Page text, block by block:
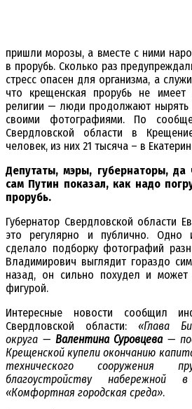
пришли морозы, а вместе с ними
в прорубь. Сколько раз
стресс опасен для организма, а
что крещенская прорубь не имеет
религии — люди продолжают нырять
своими фотографиями. По
Свердловской области в
человек, из них 21 тысяча – в
Депутаты, мэры, губернаторы, да
сам Путин показал, как надо
прорубь.
Губернатор Свердловской области
это регулярно и публично.
сделало подборку фотографий
Владимирович выглядит гораздо
назад, он сильно похудел и может
фигурой.
Интересные новости сообщил
Свердловской области: «Глава
округа — Валентина Суровцева—
Крещенской купели окончанию
технического сооружения
благоустройству набережной
«Комфортная городская среда».